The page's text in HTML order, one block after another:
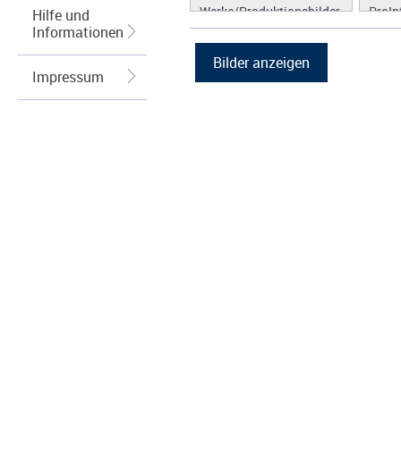
Hilfe und
Informationen
Impressum
Werke/Produktionsbilder
Grafiken